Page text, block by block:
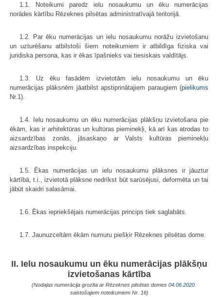
1.1. Noteikumi paredz ielu nosaukumu un ēku numerācijas
norādes kārtību Rēzeknes pilsētas administratīvajā teritorijā.
1.2. Par ēku numerācijas un ielu nosaukumu norāžu izvietošanu
un uzturēšanu atbilstoši šiem noteikumiem ir atbildīga fiziska vai
juridiska persona, kas ir ēkas īpašnieks vai tiesiskais valdītājs.
1.3. Uz ēku fasādēm izvietotām ielu nosaukumu un ēku
numerācijas plāksnēm jāatbilst apstiprinātajiem paraugiem (pielikums
Nr.1).
1.4. Ielu nosaukumu un ēku numerācijas plākšņu izvietošana pie
ēkām, kas ir arhitektūras un kultūras pieminekļi, kā arī kas atrodas to
aizsardzības zonās, jāsaskaņo ar Valsts kultūras pieminekļu
aizsardzības inspekciju.
1.5. Ēkas numerācijas un ielu nosaukumu plāksnes ir jāuztur
kārtībā, t.i., izvietotā plāksne nedrīkst būt sarūsējusi, deformēta un tai
jābūt skaidri salasāmai.
1.6. Ēkas iepriekšējais numerācijas princips tiek saglabāts.
1.7. Jaunuzceltām ēkām numuru piešķir Rēzeknes pilsētas dome.
II. Ielu nosaukumu un ēku numerācijas plākšņu
izvietošanas kārtība
(Nodaļas numerācija grozīta ar Rēzeknes pilsētas domes 04.06.2020.
saistošajiem noteikumiem Nr. 16)